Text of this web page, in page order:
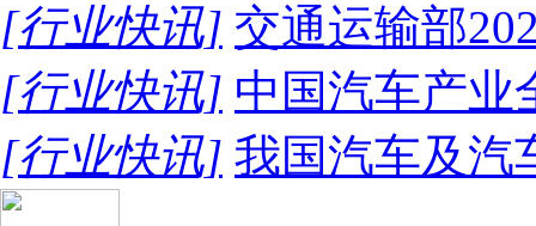
[行业快讯] 交通运输部
[行业快讯] 中国汽车产业
[行业快讯] 我国汽车及汽